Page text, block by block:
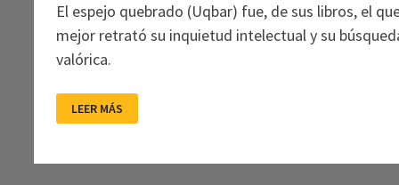
El espejo quebrado (Uqbar) fue, de sus libros, el
mejor retrató su inquietud intelectual y su
valórica.
ALFREDO
BARRÍA
(1953-
LEER MÁS